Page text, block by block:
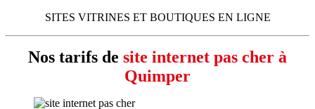
SITES VITRINES ET BOUTIQUES EN LIGNE
Nos tarifs de site internet pas cher à
Quimper